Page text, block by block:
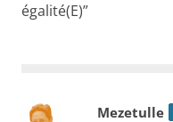
égalité(E)”
Mezetulle